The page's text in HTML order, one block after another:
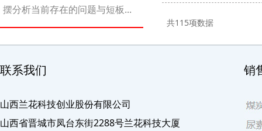
摆分析当前存在的问题与短板...
共115项数据
联系我们
山西兰花科技创业股份有限公司
山西省晋城市凤台东街2288号兰花科技大厦
销